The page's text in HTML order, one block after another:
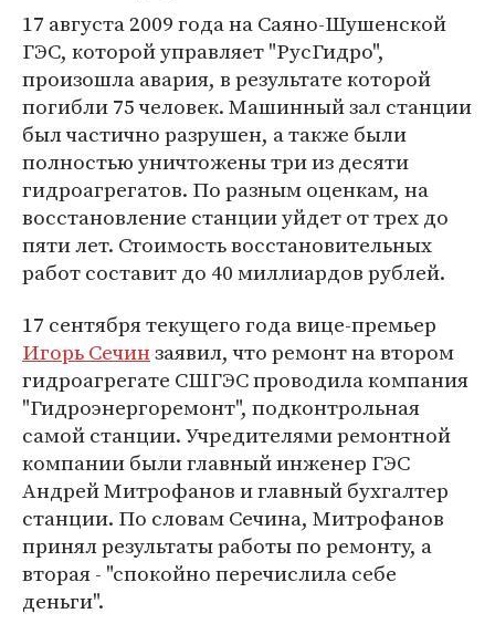
17 августа 2009 года на Саяно-Шушенской
ГЭС, которой управляет "РусГидро",
произошла авария, в результате которой
погибли 75 человек. Машинный зал станции
был частично разрушен, а также были
полностью уничтожены три из десяти
гидроагрегатов. По разным оценкам, на
восстановление станции уйдет от трех до
пяти лет. Стоимость восстановительных
работ составит до 40 миллиардов рублей.
17 сентября текущего года вице-премьер
Игорь Сечинзаявил, что ремонт на втором
гидроагрегате СШГЭС проводила компания
"Гидроэнергоремонт", подконтрольная
самой станции. Учредителями ремонтной
компании были главный инженер ГЭС
Андрей Митрофанов и главный бухгалтер
станции. По словам Сечина, Митрофанов
принял результаты работы по ремонту, а
вторая - "спокойно перечислила себе
деньги".